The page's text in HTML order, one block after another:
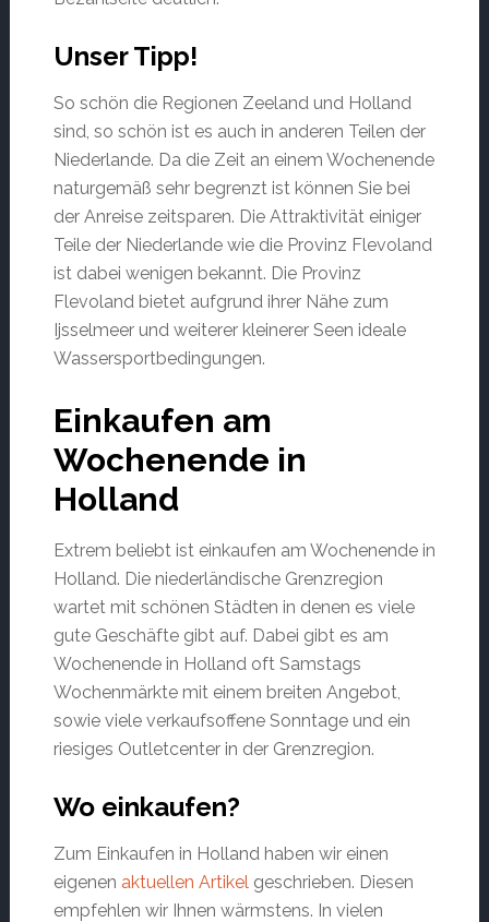
Unser Tipp!
So schön die Regionen Zeeland und Holland
sind, so schön ist es auch in anderen Teilen der
Niederlande. Da die Zeit an einem Wochenende
naturgemäß sehr begrenzt ist können Sie bei
der Anreise zeitsparen. Die Attraktivität einiger
Teile der Niederlande wie die Provinz Flevoland
ist dabei wenigen bekannt. Die Provinz
Flevoland bietet aufgrund ihrer Nähe zum
Ijsselmeer und weiterer kleinerer Seen ideale
Wassersportbedingungen.
Einkaufen am
Wochenende in
Holland
Extrem beliebt ist einkaufen am Wochenende in
Holland. Die niederländische Grenzregion
wartet mit schönen Städten in denen es viele
gute Geschäfte gibt auf. Dabei gibt es am
Wochenende in Holland oft Samstags
Wochenmärkte mit einem breiten Angebot,
sowie viele verkaufsoffene Sonntage und ein
riesiges Outletcenter in der Grenzregion.
Wo einkaufen?
Zum Einkaufen in Holland haben wir einen
eigenen aktuellen Artikelgeschrieben. Diesen
empfehlen wir Ihnen wärmstens. In vielen